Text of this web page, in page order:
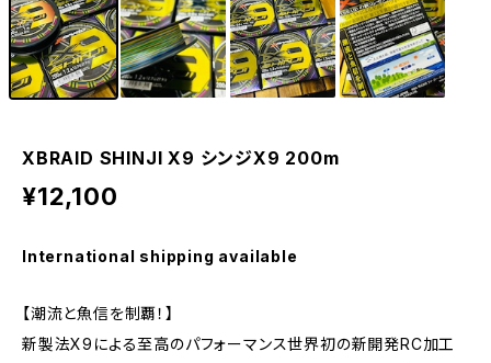
XBRAID SHINJI X9 シンジX9 200m
¥12,100
International shipping available
【潮流と魚信を制覇！】
新製法X9による至高のパフォーマンス世界初の新開発RC加工